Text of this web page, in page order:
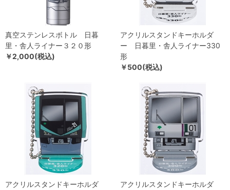
真空ステンレスボトル 日暮
里・舎人ライナー３２０形
￥2,000(税込)
アクリルスタンドキーホルダ
ー 日暮里・舎人ライナー330
形
￥500(税込)
アクリルスタンドキーホルダ
アクリルスタンドキーホルダ